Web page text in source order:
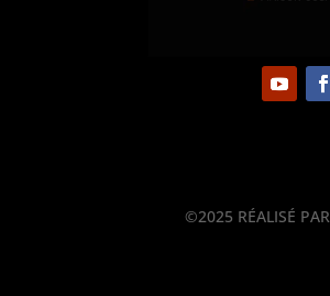
©2025 RÉALISÉ PAR